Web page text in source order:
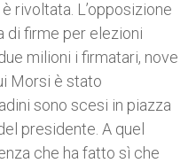
rivoltata. L’opposizione
di firme per elezioni
milioni i firmatari, nove
Morsi è stato
sono scesi in piazza
presidente. A quel
che ha fatto sì che